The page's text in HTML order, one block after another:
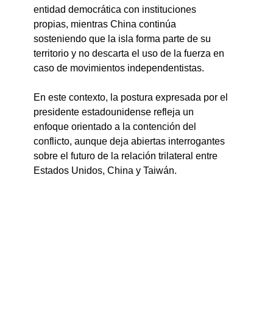
entidad democrática con instituciones
propias, mientras China continúa
sosteniendo que la isla forma parte de su
territorio y no descarta el uso de la fuerza en
caso de movimientos independentistas.
En este contexto, la postura expresada por el
presidente estadounidense refleja un
enfoque orientado a la contención del
conflicto, aunque deja abiertas interrogantes
sobre el futuro de la relación trilateral entre
Estados Unidos, China y Taiwán.